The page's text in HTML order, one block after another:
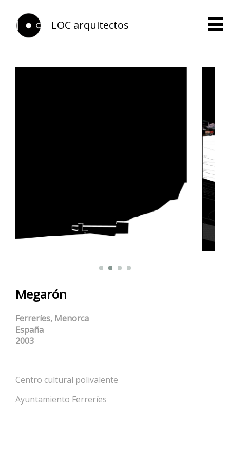
LOC arquitectos
Megarón
Ferreríes, Menorca
España
2003
Centro cultural polivalente
Ayuntamiento Ferreríes